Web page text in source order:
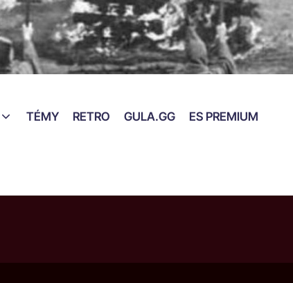
TÉMY RETRO GULA.GG ES PREMIUM